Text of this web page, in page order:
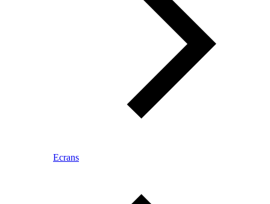
Ecrans